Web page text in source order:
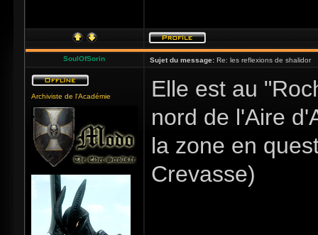
SoulOfSorin Sujet du message: Re: les reflexions de shalidor
Archiviste de l'Académie
Elle est au
nord de l'Aire
la zone en
Crevasse)